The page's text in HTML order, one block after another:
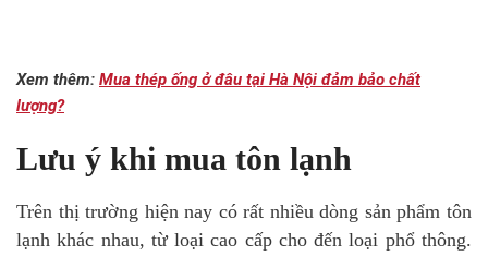
Xem thêm: Mua thép ống ở đâu tại Hà Nội đảm bảo chất
lượng?
Lưu ý khi mua tôn lạnh
Trên thị trường hiện nay có rất nhiều dòng sản phẩm tôn
lạnh khác nhau, từ loại cao cấp cho đến loại phổ thông.